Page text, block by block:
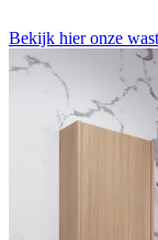
Bekijk hier onze